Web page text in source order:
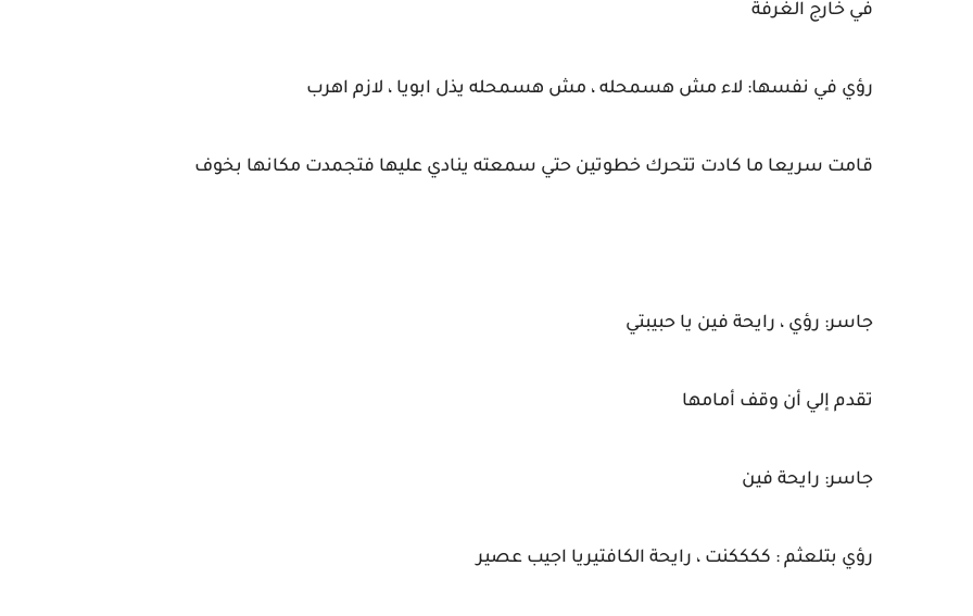
في خارج الغرفة
رؤي في نفسها: لاء مش هسمحله ، مش هسمحله يذل ابويا ، لازم اهرب
قامت سريعا ما كادت تتحرك خطوتين حتي سمعته ينادي عليها فتجمدت مكانها بخوف
جاسر: رؤي ، رايحة فين يا حبيبتي
تقدم إلي أن وقف أمامها
جاسر: رايحة فين
رؤي بتلعثم : ككككنت ، رايحة الكافتيريا اجيب عصير